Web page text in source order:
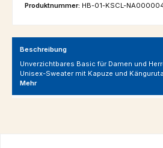
Produktnummer: HB-01-KSCL-
Beschreibung
Unverzichtbares Basic für Damen und
Unisex-Sweater mit Kapuze und
Mehr